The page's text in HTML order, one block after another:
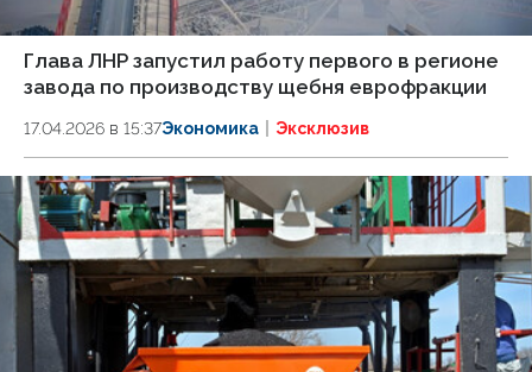
Глава ЛНР запустил работу первого в регионе
завода по производству щебня еврофракции
17.04.2026 в 15:37Экономика Эксклюзив